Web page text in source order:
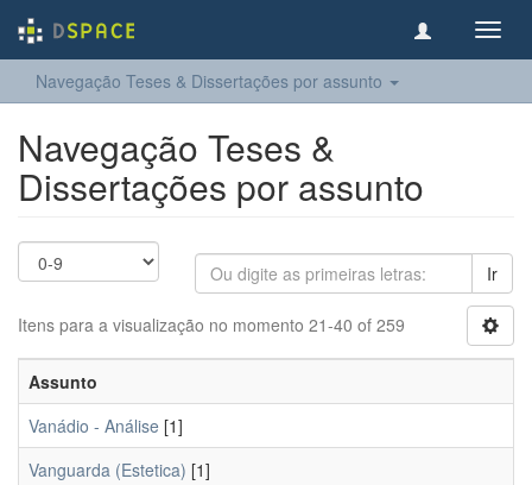
Navegação Teses & Dissertações por assunto
Navegação Teses &
Dissertações por assunto
Ir
Itens para a visualização no momento 21-40 of 259
Assunto
Vanádio - Análise [1]
Vanguarda (Estetica) [1]